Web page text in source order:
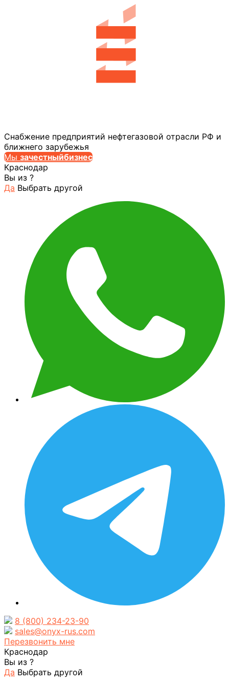
Снабжение предприятий нефтегазовой отрасли РФ и
ближнего зарубежья
Мы зачестныйбизнес
Краснодар
Вы из ?
Да Выбрать другой
8 (800) 234-23-90
sales@onyx-rus.com
Перезвонить мне
Краснодар
Вы из ?
Да Выбрать другой